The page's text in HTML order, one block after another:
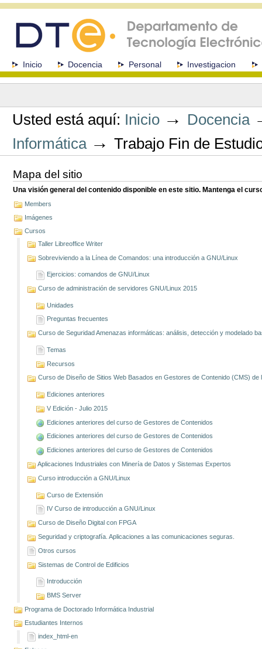
navegación
SeccionesInicio Docencia Personal Investigacion
Herramientas
Usted está aquí: Inicio → Docencia
Informática →Trabajo Fin de
Mapa del sitio
Una visión general del contenido disponible en este sitio. Mantenga el
Members
Imágenes
Cursos
Taller Libreoffice Writer
Sobreviviendo a la Línea de Comandos: una introducción a GNU/Linux
Ejercicios: comandos de GNU/Linux
Curso de administración de servidores GNU/Linux 2015
Unidades
Preguntas frecuentes
Curso de Seguridad Amenazas informáticas: análisis, detección y modelado
Temas
Recursos
Curso de Diseño de Sitios Web Basados en Gestores de Contenido (CMS) de
Ediciones anteriores
V Edición - Julio 2015
Ediciones anteriores del curso de Gestores de Contenidos
Ediciones anteriores del curso de Gestores de Contenidos
Ediciones anteriores del curso de Gestores de Contenidos
Aplicaciones Industriales con Minería de Datos y Sistemas Expertos
Curso introducción a GNU/Linux
Curso de Extensión
IV Curso de introducción a GNU/Linux
Curso de Diseño Digital con FPGA
Seguridad y criptografía. Aplicaciones a las comunicaciones seguras.
Otros cursos
Sistemas de Control de Edificios
Introducción
BMS Server
Programa de Doctorado Informática Industrial
Estudiantes Internos
index_html-en